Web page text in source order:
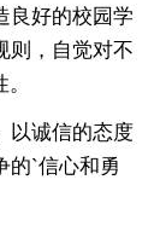
良好的校园学
则，自觉对不
诚信的态度
的`信心和勇